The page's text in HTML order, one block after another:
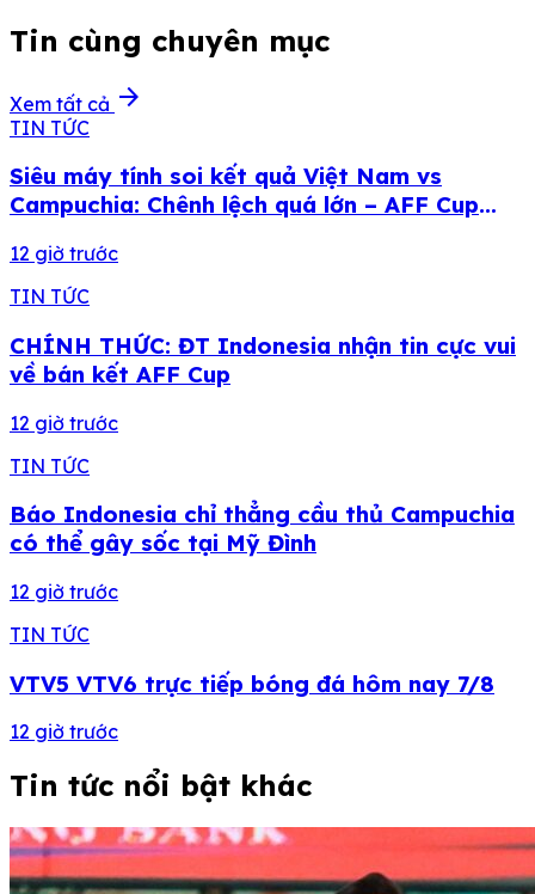
Tin cùng chuyên mục
Xem tất cả arrow_forward
TIN TỨC
Siêu máy tính soi kết quả Việt Nam vs
Campuchia: Chênh lệch quá lớn – AFF Cup
12 giờ trước
TIN TỨC
CHÍNH THỨC: ĐT Indonesia nhận tin cực vui
về bán kết AFF Cup
12 giờ trước
TIN TỨC
Báo Indonesia chỉ thẳng cầu thủ Campuchia
có thể gây sốc tại Mỹ Đình
12 giờ trước
TIN TỨC
VTV5 VTV6 trực tiếp bóng đá hôm nay 7/8
12 giờ trước
Tin tức nổi bật khác